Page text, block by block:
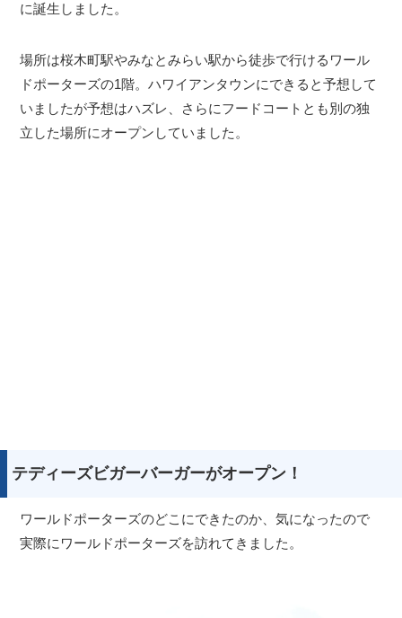
に誕生しました。
場所は桜木町駅やみなとみらい駅から徒歩で行けるワール
ドポーターズの1階。ハワイアンタウンにできると予想して
いましたが予想はハズレ、さらにフードコートとも別の独
立した場所にオープンしていました。
テディーズビガーバーガーがオープン！
ワールドポーターズのどこにできたのか、気になったので
実際にワールドポーターズを訪れてきました。